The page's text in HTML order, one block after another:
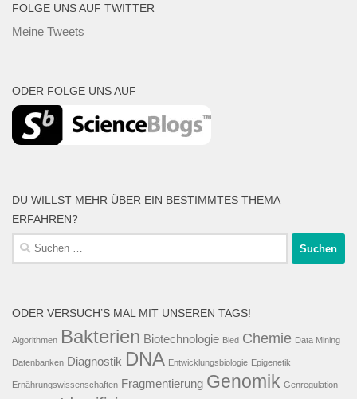
FOLGE UNS AUF TWITTER
Meine Tweets
ODER FOLGE UNS AUF
DU WILLST MEHR ÜBER EIN BESTIMMTES THEMA
ERFAHREN?
Suche
nach:
ODER VERSUCH’S MAL MIT UNSEREN TAGS!
Algorithmen Bakterien Biotechnologie Bled Chemie Data Mining
Datenbanken Diagnostik DNA Entwicklungsbiologie Epigenetik
Ernährungswissenschaften Fragmentierung Genomik Genregulation